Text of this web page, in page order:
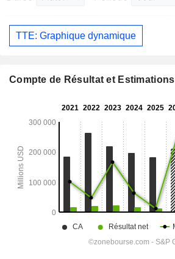
TTE: Graphique dynamique
Compte de Résultat et Estimations